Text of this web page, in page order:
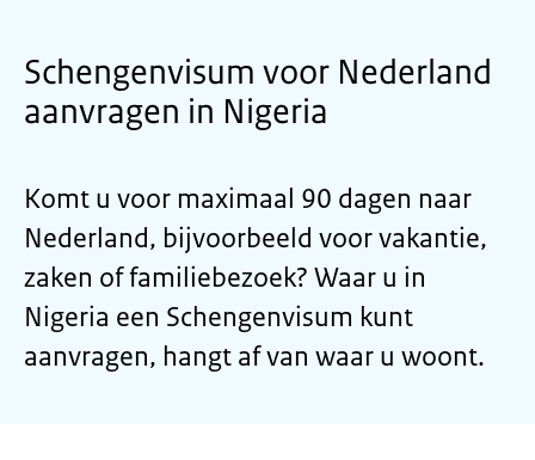
Schengenvisum voor Nederland
aanvragen in Nigeria
Komt u voor maximaal 90 dagen naar
Nederland, bijvoorbeeld voor vakantie,
zaken of familiebezoek? Waar u in
Nigeria een Schengenvisum kunt
aanvragen, hangt af van waar u woont.